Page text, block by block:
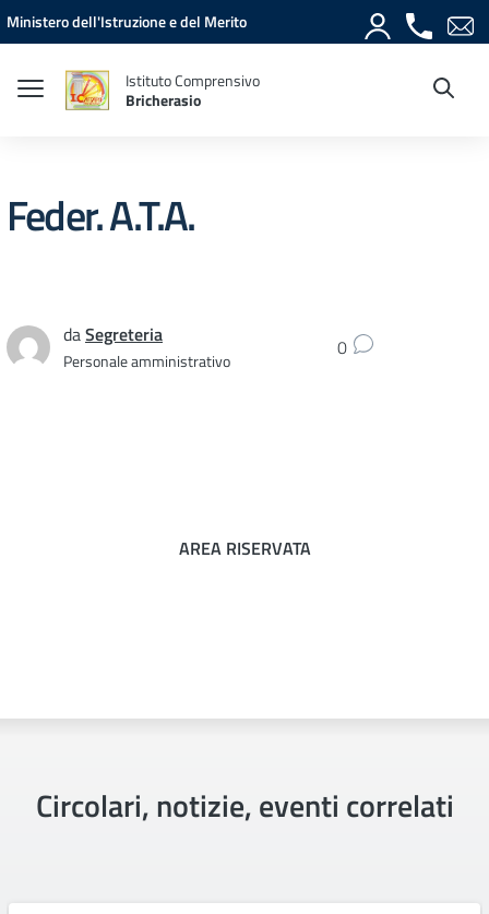
Vai ai contenuti
Vai al menu di navigazione
Vai al footer
Ministero dell'Istruzione e del Merito
Istituto Comprensivo
Bricherasio
Feder. A.T.A.
daSegreteria
Personale amministrativo 0
AREA RISERVATA
Circolari, notizie, eventi correlati